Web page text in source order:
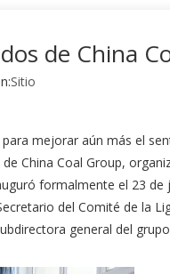
de China
Sitio
mejorar aún más el
China Coal Group,
formalmente el 23 de
del Comité de la
general del